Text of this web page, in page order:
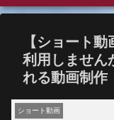
【ショート
利用しません
れる動画制作
ショート動画